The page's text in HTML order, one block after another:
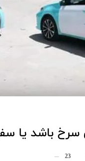
باشد یا
23